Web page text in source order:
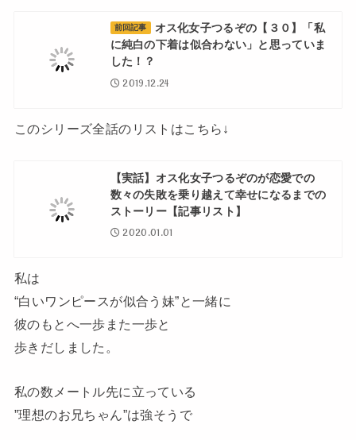
前回記事
オス化女子つるぞの【３０】「私
に純白の下着は似合わない」と思っていま
した！？
2019.12.24
このシリーズ全話のリストはこちら↓
【実話】オス化女子つるぞのが恋愛での
数々の失敗を乗り越えて幸せになるまでの
ストーリー【記事リスト】
2020.01.01
私は
“白いワンピースが似合う妹”と一緒に
彼のもとへ一歩また一歩と
歩きだしました。
私の数メートル先に立っている
”理想のお兄ちゃん”は強そうで